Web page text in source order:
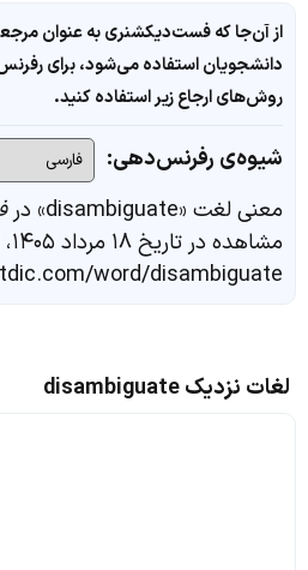
از آن‌جا که فست‌دیکشنری به عنوان
دانشجویان استفاده می‌شود، برای
روش‌های ارجاع زیر استفاده کنید.
شیوه‌ی رفرنس‌دهی:
معنی لغت «disambiguate» در
مشاهده
word/disambiguate
لغات نزدیک disambiguate